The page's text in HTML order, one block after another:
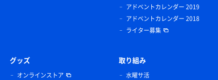
アドベントカレンダー 2019
アドベントカレンダー 2018
ライター募集
グッズ
オンラインストア
取り組み
水曜サ活